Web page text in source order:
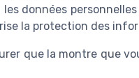
données
la protection des
que la montre que